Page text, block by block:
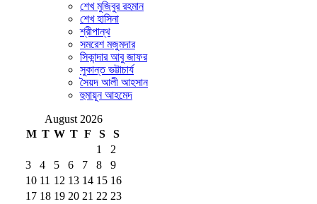
শেখ মুজিবুর রহমান
শেখ হাসিনা
শ্রীপান্থ
সমরেশ মজুমদার
সিকান্দার আবু জাফর
সুকান্ত ভট্টাচার্য
সৈয়দ আলী আহসান
হুমায়ূন আহমেদ
August 2026
M T W T F S
S
1
2
3
4 5 6 7 8
9
10 11 12 13 14 15 16
17 18 19 20 21 22 23